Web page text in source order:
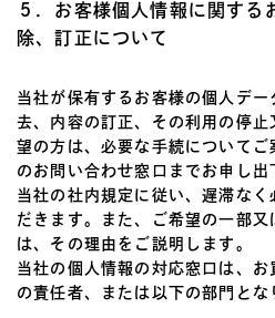
５．お客様個人情報に関する
除、訂正について
当社が保有するお客様の個人デ
去、内容の訂正、その利用の停
望の方は、必要な手続について
のお問い合わせ窓口までお申し
当社の社内規定に従い、遅滞な
だきます。また、ご希望の一部
は、その理由をご説明します。
当社の個人情報の対応窓口は、
の責任者、または以下の部門とな